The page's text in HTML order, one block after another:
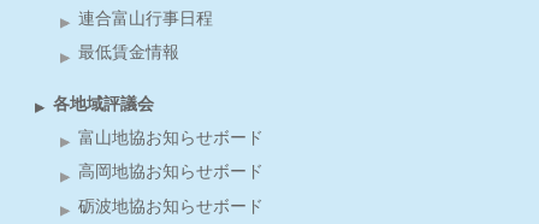
連合富山行事日程
最低賃金情報
各地域評議会
富山地協お知らせボード
高岡地協お知らせボード
砺波地協お知らせボード